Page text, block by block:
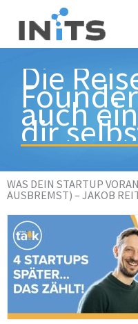
content
Die
auch
dir
WAS DEIN STARTUP
AUSBREMST) – JAKOB